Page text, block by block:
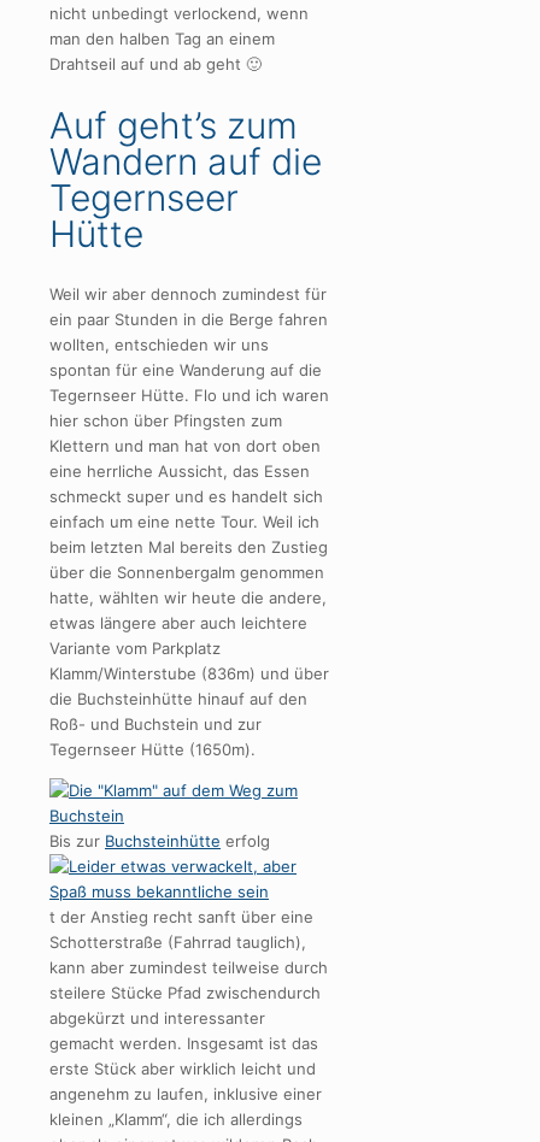
nicht unbedingt verlockend, wenn
man den halben Tag an einem
Drahtseil auf und ab geht 🙂
Auf geht’s zum
Wandern auf die
Tegernseer
Hütte
Weil wir aber dennoch zumindest für
ein paar Stunden in die Berge fahren
wollten, entschieden wir uns
spontan für eine Wanderung auf die
Tegernseer Hütte. Flo und ich waren
hier schon über Pfingsten zum
Klettern und man hat von dort oben
eine herrliche Aussicht, das Essen
schmeckt super und es handelt sich
einfach um eine nette Tour. Weil ich
beim letzten Mal bereits den Zustieg
über die Sonnenbergalm genommen
hatte, wählten wir heute die andere,
etwas längere aber auch leichtere
Variante vom Parkplatz
Klamm/Winterstube (836m) und über
die Buchsteinhütte hinauf auf den
Roß- und Buchstein und zur
Tegernseer Hütte (1650m).
Bis zur Buchsteinhütte erfolg
t der Anstieg recht sanft über eine
Schotterstraße (Fahrrad tauglich),
kann aber zumindest teilweise durch
steilere Stücke Pfad zwischendurch
abgekürzt und interessanter
gemacht werden. Insgesamt ist das
erste Stück aber wirklich leicht und
angenehm zu laufen, inklusive einer
kleinen „Klamm“, die ich allerdings